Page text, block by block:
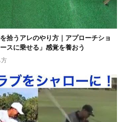
拾うアレのやり方｜アプローチショ
スに乗せる」感覚を養おう
方